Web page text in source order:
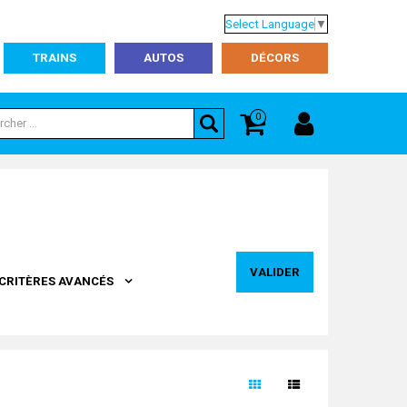
Select Language ▼
TRAINS AUTOS DÉCORS
0
CRITÈRES AVANCÉS
VALIDER